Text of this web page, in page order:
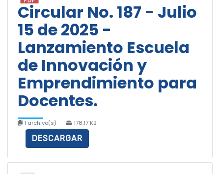
Circular No. 187 - Julio
15 de 2025 -
Lanzamiento Escuela
de Innovación y
Emprendimiento para
Docentes.
1 archivo(s) 178.17 KB
DESCARGAR